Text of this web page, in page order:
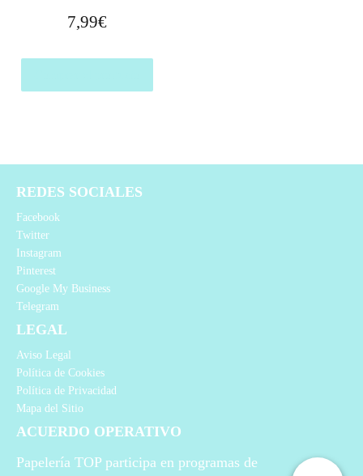
7,99€
REDES SOCIALES
Facebook
Twitter
Instagram
Pinterest
Google My Business
Telegram
LEGAL
Aviso Legal
Política de Cookies
Política de Privacidad
Mapa del Sitio
ACUERDO OPERATIVO
Papelería TOP participa en programas de